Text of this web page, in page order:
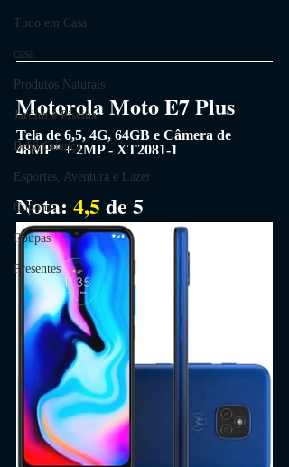
Tudo em Casa
casa
Produtos Naturais
Jardim e Piscina
Bebê/Criança
Esportes, Aventura e Lazer
Cupom
Roupas
Presentes
Motorola Moto E7 Plus
Tela de 6,5, 4G, 64GB e Câmera de
48MP* + 2MP - XT2081-1
Nota: 4,5 de 5